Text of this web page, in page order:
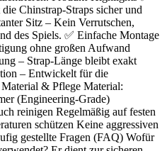
Chinstrap-Straps sicher und
Sitz – Kein Verrutschen,
des Spiels. ✅ Einfache Montage
ohne großen Aufwand
– Strap-Länge bleibt exakt
– Entwickelt für die
& Pflege Material:
(Engineering-Grade)
reinigen Regelmäßig auf festen
schützen Keine aggressiven
gestellte Fragen (FAQ) Wofür